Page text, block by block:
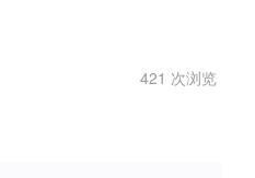
421 次浏览